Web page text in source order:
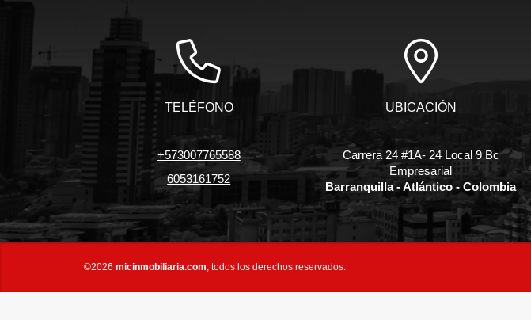
TELÉFONO
+573007765588
6053161752
UBICACIÓN
Carrera 24 #1A- 24 Local 9 Bc
Empresarial
Barranquilla - Atlántico - Colombia
©2026 micinmobiliaria.com , todos los derechos reservados.